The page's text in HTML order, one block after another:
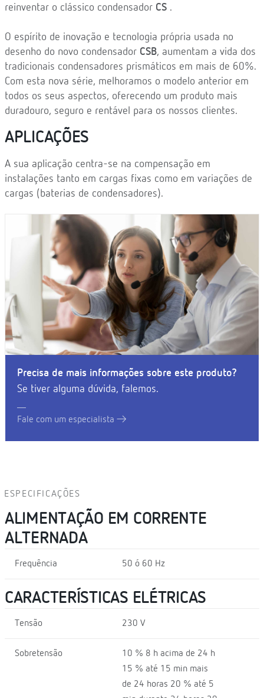
reinventar o clássico condensador CS .
O espírito de inovação e tecnologia própria usada no
desenho do novo condensador CSB, aumentam a vida dos
tradicionais condensadores prismáticos em mais de 60%.
Com esta nova série, melhoramos o modelo anterior em
todos os seus aspectos, oferecendo um produto mais
duradouro, seguro e rentável para os nossos clientes.
APLICAÇÕES
A sua aplicação centra-se na compensação em
instalações tanto em cargas fixas como em variações de
cargas (baterias de condensadores).
Precisa de mais informações sobre este produto?
Se tiver alguma dúvida, falemos.
Fale com um especialista
ESPECIFICAÇÕES
ALIMENTAÇÃO EM CORRENTE
ALTERNADA
Frequência 50 ó 60 Hz
CARACTERÍSTICAS ELÉTRICAS
Tensão 230 V
Sobretensão
10 % 8 h acima de 24 h
15 % até 15 min mais
de 24 horas 20 % até 5